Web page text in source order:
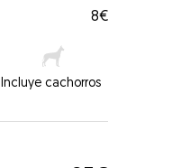
8€
Incluye cachorros